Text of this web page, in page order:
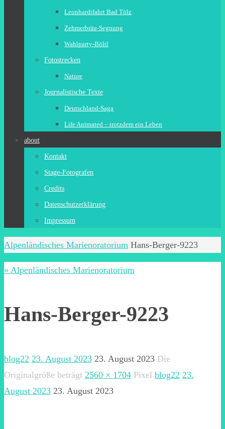
Leonhardifahrt Bad Tölz
Zehmerbräu-Segnung
Wahlparty-Böltl
Fotostrecken
Nature
Journalistische Texte
Deutschland-Saga
Life Animated – trotzdem ein Leben
about
Kontakt
Stage-Fotografen
Credits
Datenschutzerklärung
Impressum
Start
Alpenländisches Marienoratorium Hans-Berger-9223
« Alpenländisches Marienoratorium
Hans-Berger-9223
blog22 23. August 2023 23. August 2023 Die
Originalgröße beträgt 2560 × 1704 Pixel blog22 23.
August 2023 23. August 2023